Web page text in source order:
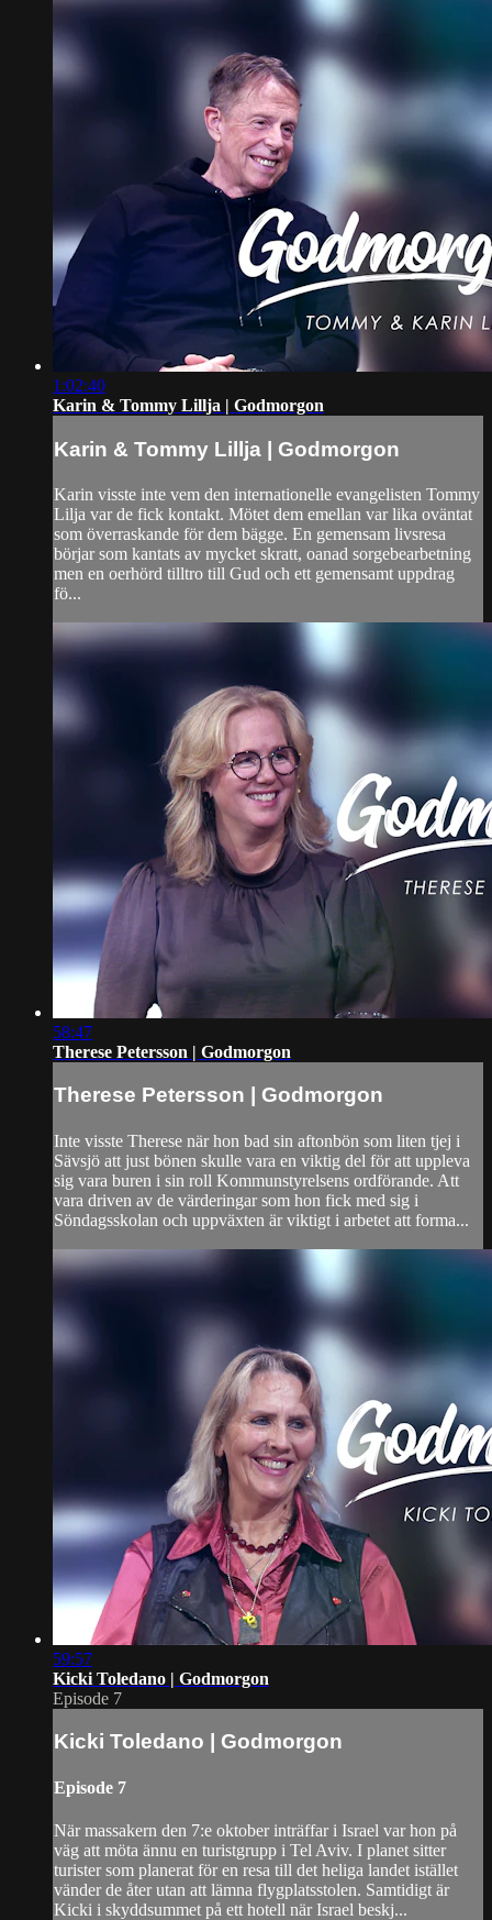
1:02:40
Karin & Tommy Lillja | Godmorgon
Karin & Tommy Lillja | Godmorgon
Karin visste inte vem den internationelle evangelisten Tommy
Lilja var de fick kontakt. Mötet dem emellan var lika oväntat
som överraskande för dem bägge. En gemensam livsresa
börjar som kantats av mycket skratt, oanad sorgebearbetning
men en oerhörd tilltro till Gud och ett gemensamt uppdrag
fö...
58:47
Therese Petersson | Godmorgon
Therese Petersson | Godmorgon
Inte visste Therese när hon bad sin aftonbön som liten tjej i
Sävsjö att just bönen skulle vara en viktig del för att uppleva
sig vara buren i sin roll Kommunstyrelsens ordförande. Att
vara driven av de värderingar som hon fick med sig i
Söndagsskolan och uppväxten är viktigt i arbetet att forma...
59:57
Kicki Toledano | Godmorgon
Episode 7
Kicki Toledano | Godmorgon
Episode 7
När massakern den 7:e oktober inträffar i Israel var hon på
väg att möta ännu en turistgrupp i Tel Aviv. I planet sitter
turister som planerat för en resa till det heliga landet istället
vänder de åter utan att lämna flygplatsstolen. Samtidigt är
Kicki i skyddsummet på ett hotell när Israel beskj...